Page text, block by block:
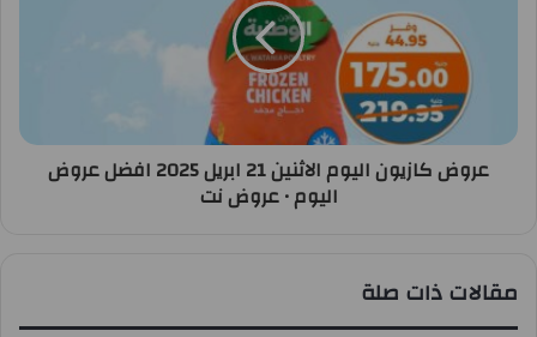
عروض كازيون اليوم الاثنين 21 ابريل 2025 افضل عروض
اليوم • عروض نت
مقالات ذات صلة